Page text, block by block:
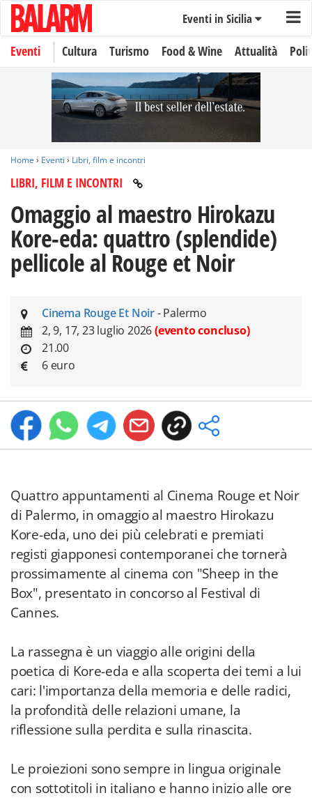
Eventi in Sicilia
Eventi Cultura Turismo Food & Wine Attualità
Home › Eventi › Libri, film e incontri
LIBRI, FILM E INCONTRI
Omaggio al maestro Hirokazu
Kore-eda: quattro (splendide)
pellicole al Rouge et Noir
Cinema Rouge Et Noir- Palermo
2, 9, 17, 23 luglio 2026(evento concluso)
21.00
6 euro
Quattro appuntamenti al Cinema Rouge et Noir
di Palermo, in omaggio al maestro Hirokazu
Kore-eda, uno dei più celebrati e premiati
registi giapponesi contemporanei che tornerà
prossimamente al cinema con "Sheep in the
Box", presentato in concorso al Festival di
Cannes.
La rassegna è un viaggio alle origini della
poetica di Kore-eda e alla scoperta dei temi a lui
cari: l'importanza della memoria e delle radici,
la profondità delle relazioni umane, la
riflessione sulla perdita e sulla rinascita.
Le proiezioni sono sempre in lingua originale
con sottotitoli in italiano e hanno inizio alle ore